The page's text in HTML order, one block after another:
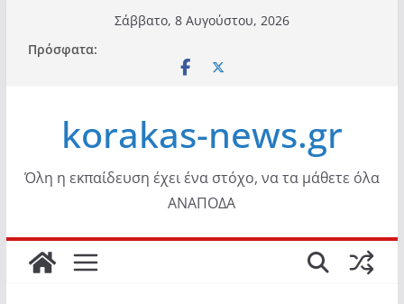
περιεχόμενο
Σάββατο, 8 Αυγούστου, 2026
Πρόσφατα:
korakas-news.gr
Όλη η εκπαίδευση έχει ένα στόχο, να τα μάθετε όλα
ΑΝΑΠΟΔΑ